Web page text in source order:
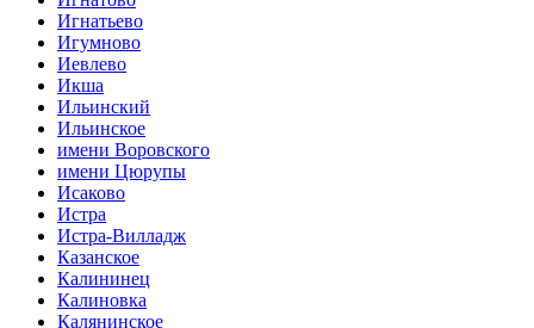
Игнатьево
Игумново
Иевлево
Икша
Ильинский
Ильинское
имени Воровского
имени Цюрупы
Исаково
Истра
Истра-Вилладж
Казанское
Калининец
Калиновка
Калянинское